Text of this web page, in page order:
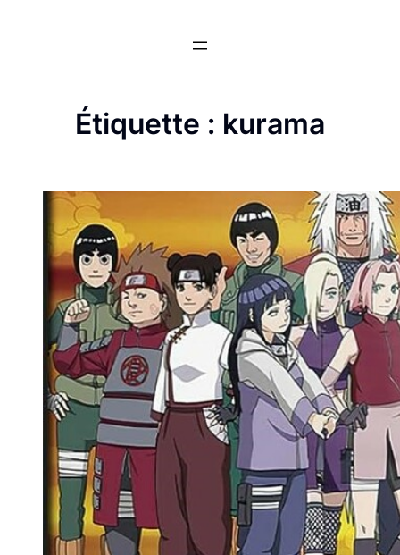
Étiquette : kurama